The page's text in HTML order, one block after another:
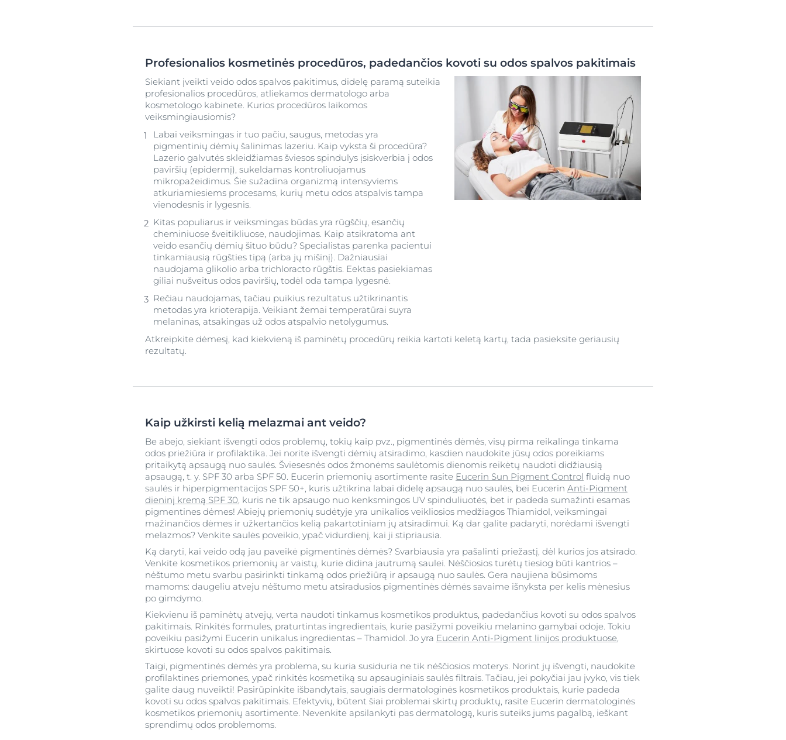
Profesionalios kosmetinės procedūros, padedančios kovoti su odos spalvos pakitimais
Siekiant įveikti veido odos spalvos pakitimus, didelę paramą suteikia
profesionalios procedūros, atliekamos dermatologo arba
kosmetologo kabinete. Kurios procedūros laikomos
veiksmingiausiomis?
Labai veiksmingas ir tuo pačiu, saugus, metodas yra
pigmentinių dėmių šalinimas lazeriu. Kaip vyksta ši procedūra?
Lazerio galvutės skleidžiamas šviesos spindulys įsiskverbia į odos
paviršių (epidermį), sukeldamas kontroliuojamus
mikropažeidimus. Šie sužadina organizmą intensyviems
atkuriamiesiems procesams, kurių metu odos atspalvis tampa
vienodesnis ir lygesnis.
Kitas populiarus ir veiksmingas būdas yra rūgščių, esančių
cheminiuose šveitikliuose, naudojimas. Kaip atsikratoma ant
veido esančių dėmių šituo būdu? Specialistas parenka pacientui
tinkamiausią rūgšties tipą (arba jų mišinį). Dažniausiai
naudojama glikolio arba trichloracto rūgštis. Eektas pasiekiamas
giliai nušveitus odos paviršių, todėl oda tampa lygesnė.
Rečiau naudojamas, tačiau puikius rezultatus užtikrinantis
metodas yra krioterapija. Veikiant žemai temperatūrai suyra
melaninas, atsakingas už odos atspalvio netolygumus.
Atkreipkite dėmesį, kad kiekvieną iš paminėtų procedūrų reikia kartoti keletą kartų, tada pasieksite geriausių
rezultatų.
Kaip užkirsti kelią melazmai ant veido?
Be abejo, siekiant išvengti odos problemų, tokių kaip pvz., pigmentinės dėmės, visų pirma reikalinga tinkama
odos priežiūra ir profilaktika. Jei norite išvengti dėmių atsiradimo, kasdien naudokite jūsų odos poreikiams
pritaikytą apsaugą nuo saulės. Šviesesnės odos žmonėms saulėtomis dienomis reikėtų naudoti didžiausią
apsaugą, t. y. SPF 30 arba SPF 50. Eucerin priemonių asortimente rasite Eucerin Sun Pigment Control fluidą nuo
saulės ir hiperpigmentacijos SPF 50+, kuris užtikrina labai didelę apsaugą nuo saulės, bei Eucerin Anti-Pigment
dieninį kremą SPF 30 , kuris ne tik apsaugo nuo kenksmingos UV spinduliuotės, bet ir padeda sumažinti esamas
pigmentines dėmes! Abiejų priemonių sudėtyje yra unikalios veikliosios medžiagos Thiamidol, veiksmingai
mažinančios dėmes ir užkertančios kelią pakartotiniam jų atsiradimui. Ką dar galite padaryti, norėdami išvengti
melazmos? Venkite saulės poveikio, ypač vidurdienį, kai ji stipriausia.
Ką daryti, kai veido odą jau paveikė pigmentinės dėmės? Svarbiausia yra pašalinti priežastį, dėl kurios jos atsirado.
Venkite kosmetikos priemonių ar vaistų, kurie didina jautrumą saulei. Nėščiosios turėtų tiesiog būti kantrios –
nėštumo metu svarbu pasirinkti tinkamą odos priežiūrą ir apsaugą nuo saulės. Gera naujiena būsimoms
mamoms: daugeliu atveju nėštumo metu atsiradusios pigmentinės dėmės savaime išnyksta per kelis mėnesius
po gimdymo.
Kiekvienu iš paminėtų atvejų, verta naudoti tinkamus kosmetikos produktus, padedančius kovoti su odos spalvos
pakitimais. Rinkitės formules, praturtintas ingredientais, kurie pasižymi poveikiu melanino gamybai odoje. Tokiu
poveikiu pasižymi Eucerin unikalus ingredientas – Thamidol. Jo yra Eucerin Anti-Pigment linijos produktuose
skirtuose kovoti su odos spalvos pakitimais.
Taigi, pigmentinės dėmės yra problema, su kuria susiduria ne tik nėščiosios moterys. Norint jų išvengti, naudokite
profilaktines priemones, ypač rinkitės kosmetiką su apsauginiais saulės filtrais. Tačiau, jei pokyčiai jau įvyko, vis tiek
galite daug nuveikti! Pasirūpinkite išbandytais, saugiais dermatologinės kosmetikos produktais, kurie padeda
kovoti su odos spalvos pakitimais. Efektyvių, būtent šiai problemai skirtų produktų, rasite Eucerin dermatologinės
kosmetikos priemonių asortimente. Nevenkite apsilankyti pas dermatologą, kuris suteiks jums pagalbą, ieškant
sprendimų odos problemoms.